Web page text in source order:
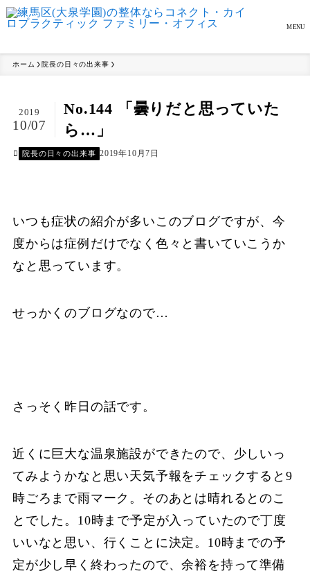
MENU
ホーム 院長の日々の出来事
No.144 「曇りだと思っていた
ら…」
2019
10/07
院長の日々の出来事 2019年10月7日
いつも症状の紹介が多いこのブログですが、今
度からは症例だけでなく色々と書いていこうか
なと思っています。
せっかくのブログなので…
さっそく昨日の話です。
近くに巨大な温泉施設ができたので、少しいっ
てみようかなと思い天気予報をチェックすると9
時ごろまで雨マーク。そのあとは晴れるとのこ
とでした。10時まで予定が入っていたので丁度
いいなと思い、行くことに決定。10時までの予
定が少し早く終わったので、余裕を持って準備